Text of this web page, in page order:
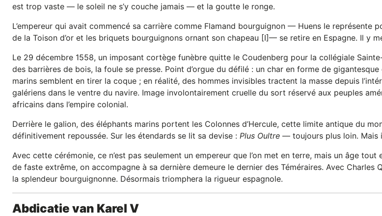
est trop vaste — le soleil ne s’y couche jamais — et la goutte le ronge.
L’empereur qui avait commencé sa carrière comme Flamand bourguignon — Huens le représente
de la Toison d’or et les briquets bourguignons ornant son chapeau [I]— se retire en Espagne. Il y
Le 29 décembre 1558, un imposant cortège funèbre quitte le Coudenberg pour la collégiale
des barrières de bois, la foule se presse. Point d’orgue du défilé : un char en forme de
marins semblent en tirer la coque ; en réalité, des hommes invisibles tractent la masse depuis
galériens dans le ventre du navire. Image involontairement cruelle du sort réservé aux peuples
africains dans l’empire colonial.
Derrière le galion, des éléphants marins portent les Colonnes d’Hercule, cette limite antique du
définitivement repoussée. Sur les étendards se lit sa devise : Plus Oultre — toujours plus loin. Mais
Avec cette cérémonie, ce n’est pas seulement un empereur que l’on met en terre, mais un âge tout
de faste extrême, on accompagne à sa dernière demeure le dernier des Téméraires. Avec Charles
la splendeur bourguignonne. Désormais triomphera la rigueur espagnole.
Abdicatie van Karel V